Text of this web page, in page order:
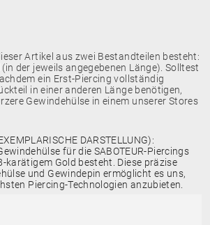
Artikel aus zwei Bestandteilen besteht:
der jeweils angegebenen Länge). Solltest
ein Erst-Piercing vollständig
in einer anderen Länge benötigen,
Gewindehülse in einem unserer Stores
DARSTELLUNG):
für die SABOTEUR-Piercings
karätigem Gold besteht. Diese präzise
und Gewindepin ermöglicht es uns,
Piercing-Technologien anzubieten.